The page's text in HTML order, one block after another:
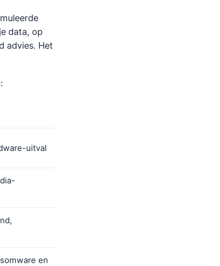
data, op
advies. Het
uitval
en